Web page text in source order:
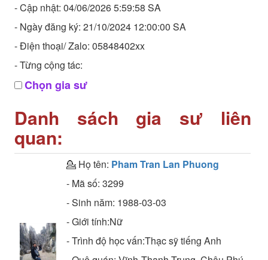
- Cập nhật: 04/06/2026 5:59:58 SA
- Ngày đăng ký: 21/10/2024 12:00:00 SA
- Điện thoại/ Zalo: 05848402xx
- Từng cộng tác:
Chọn gia sư
Danh sách gia sư liên
quan:
💁 Họ tên: Pham Tran Lan Phuong
- Mã số: 3299
- Sinh năm: 1988-03-03
- Giới tính:Nữ
- Trình độ học vấn:Thạc sỹtiếng Anh